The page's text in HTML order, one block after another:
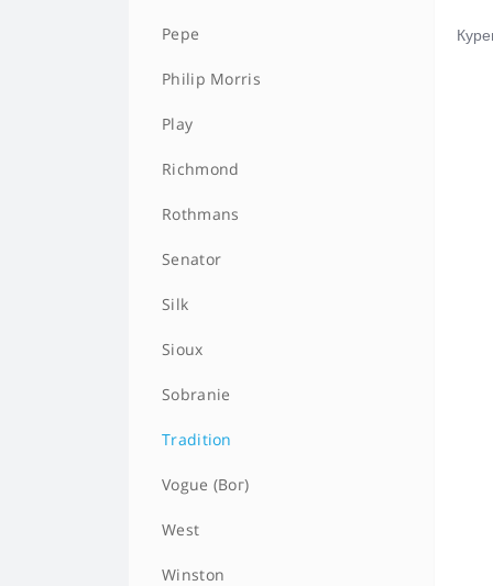
Pepe
Philip Morris
Play
Richmond
Rothmans
Senator
Silk
Sioux
Sobranie
Tradition
Vogue (Вог)
West
Winston